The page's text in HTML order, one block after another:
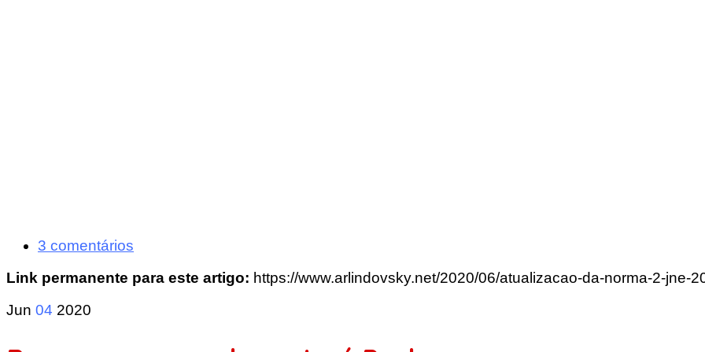
3 comentários
Link permanente para este artigo: https://www.arlindovsky.net/2020/06/atualizacao-da-norma-2-jne-
Jun 04 2020